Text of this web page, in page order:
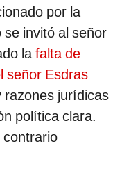
por la
invitó al señor
lafalta de
señor Esdras
jurídicas
política clara.
contrario